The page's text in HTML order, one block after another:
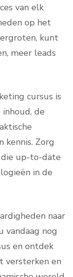
van elk
op het
kunt
meer leads
cursus is
de
kennis. Zorg
up-to-date
in de
naar
vandaag nog
en ontdek
versterken en